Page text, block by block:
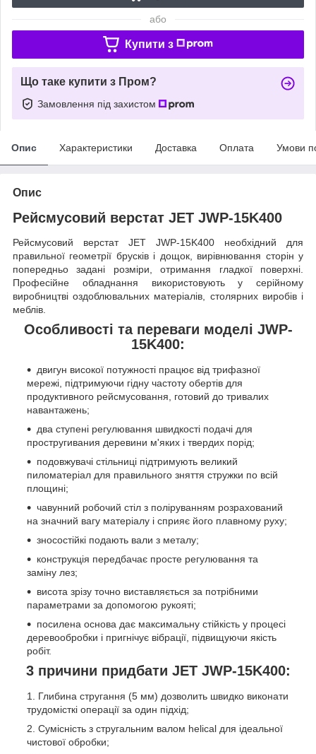
або
Купити з
Що таке купити з Пром?
Замовлення під захистом
Опис Характеристики Доставка Оплата Умови
Опис
Рейсмусовий верстат JET JWP-15K400
Рейсмусовий верстат JET JWP-15K400 необхідний для
правильної геометрії брусків і дощок, вирівнювання сторін у
попередньо задані розміри, отримання гладкої поверхні.
Професійне обладнання використовують у серійному
виробництві оздоблювальних матеріалів, столярних виробів і
меблів.
Особливості та переваги моделі JWP-
15K400:
двигун високої потужності працює від трифазної
мережі, підтримуючи гідну частоту обертів для
продуктивного рейсмусовання, готовий до тривалих
навантажень;
два ступені регулювання швидкості подачі для
простругивания деревини м'яких і твердих порід;
подовжувачі стільниці підтримують великий
пиломатеріал для правильного зняття стружки по всій
площині;
чавунний робочий стіл з поліруванням розрахований
на значний вагу матеріалу і сприяє його плавному руху;
зносостійкі подають вали з металу;
конструкція передбачає просте регулювання та
заміну лез;
висота зрізу точно виставляється за потрібними
параметрами за допомогою рукояті;
посилена основа дає максимальну стійкість у процесі
деревообробки і пригнічує вібрації, підвищуючи якість
робіт.
3 причини придбати JET JWP-15K400:
Глибина стругання (5 мм) дозволить швидко виконати
трудомісткі операції за один підхід;
Сумісність з стругальним валом helical для ідеальної
чистової обробки;